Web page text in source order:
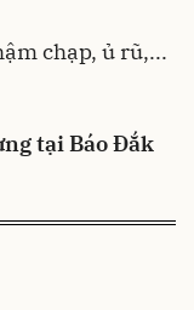
chạp, ủ rũ,...
tại Báo Đắk